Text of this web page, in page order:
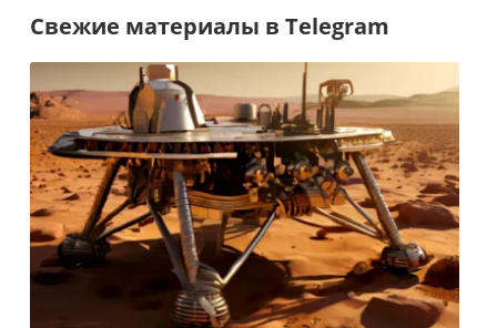
Свежие материалы в Telegram